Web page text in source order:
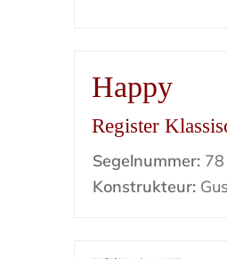
Happy
Register
Segelnummer: 78
Konstrukteur: